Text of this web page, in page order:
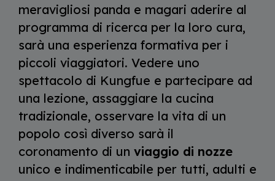
meravigliosi panda e magari aderire al
programma di ricerca per la loro cura,
sarà una esperienza formativa per i
piccoli viaggiatori. Vedere uno
spettacolo di Kungfue e partecipare ad
una lezione, assaggiare la cucina
tradizionale, osservare la vita di un
popolo così diverso sarà il
coronamento di un viaggio di nozze
unico e indimenticabile per tutti, adulti e